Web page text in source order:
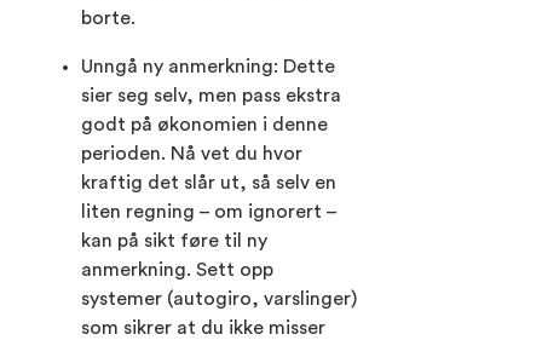
borte.
Unngå ny anmerkning: Dette
sier seg selv, men pass ekstra
godt på økonomien i denne
perioden. Nå vet du hvor
kraftig det slår ut, så selv en
liten regning – om ignorert –
kan på sikt føre til ny
anmerkning. Sett opp
systemer (autogiro, varslinger)
som sikrer at du ikke misser